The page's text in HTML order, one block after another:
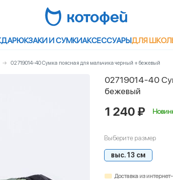
РЮКЗАКИ И СУМКИАКСЕССУАРЫДЛЯ
02719014-40 Сумка поясная для мальчика черный + бежевый
02719014-40
бежевый
1 240 ₽
Выберите размер
выс. 13 см
Доставка из